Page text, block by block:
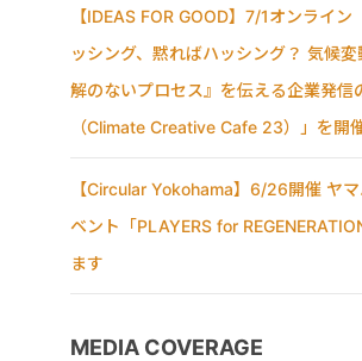
【IDEAS FOR GOOD】7/1オンライン
ッシング、黙ればハッシング？ 気候
解のないプロセス』を伝える企業発信
（Climate Creative Cafe 23）」を開
【Circular Yokohama】6/26開催 ヤ
ベント「PLAYERS for
ます
MEDIA COVERAGE